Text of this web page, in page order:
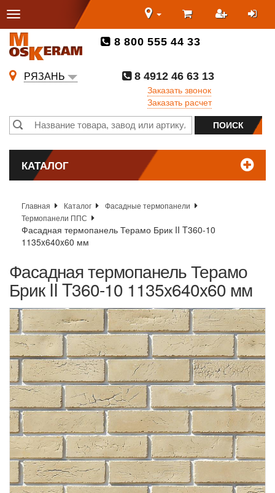
8 800 555 44 33
РЯЗАНЬ
8 4912 46 63 13
Заказать звонок
Заказать расчет
КАТАЛОГ
Главная Каталог
Фасадные термопанели
Термопанели ППС
Фасадная термопанель Терамо Брик II T360-10
1135x640x60 мм
Фасадная термопанель Терамо
Брик II T360-10 1135x640x60 мм